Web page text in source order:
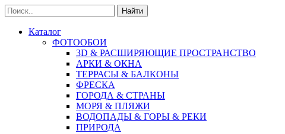
Найти
Каталог
ФОТООБОИ
3D & РАСШИРЯЮЩИЕ ПРОСТРАНСТВО
АРКИ & ОКНА
ТЕРРАСЫ & БАЛКОНЫ
ФРЕСКА
ГОРОДА & СТРАНЫ
МОРЯ & ПЛЯЖИ
ВОДОПАДЫ & ГОРЫ & РЕКИ
ПРИРОДА